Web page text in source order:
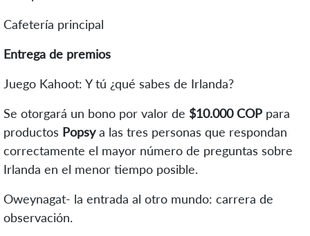
Cafetería principal
Entrega de premios
Juego Kahoot: Y tú ¿qué sabes de Irlanda?
Se otorgará un bono por valor de $10.000 COP para
productos Popsya las tres personas que respondan
correctamente el mayor número de preguntas sobre
Irlanda en el menor tiempo posible.
Oweynagat- la entrada al otro mundo: carrera de
observación.